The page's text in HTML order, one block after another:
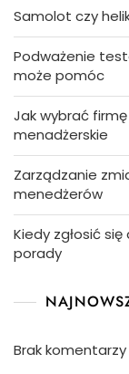
Samolot czy
Podważenie
może pomóc
Jak wybrać
menadżerskie
Zarządzanie
menedżerów
Kiedy zgłosić
porady
Brak